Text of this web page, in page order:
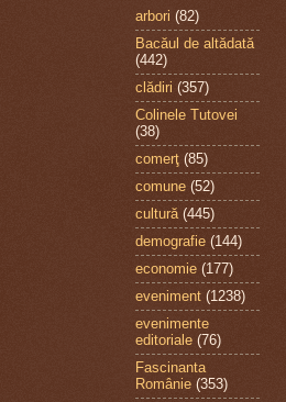
arbori (82)
Bacăul de altădată
(442)
clădiri (357)
Colinele Tutovei
(38)
comerţ (85)
comune (52)
cultură (445)
demografie (144)
economie (177)
eveniment (1238)
evenimente
editoriale (76)
Fascinanta
Românie (353)